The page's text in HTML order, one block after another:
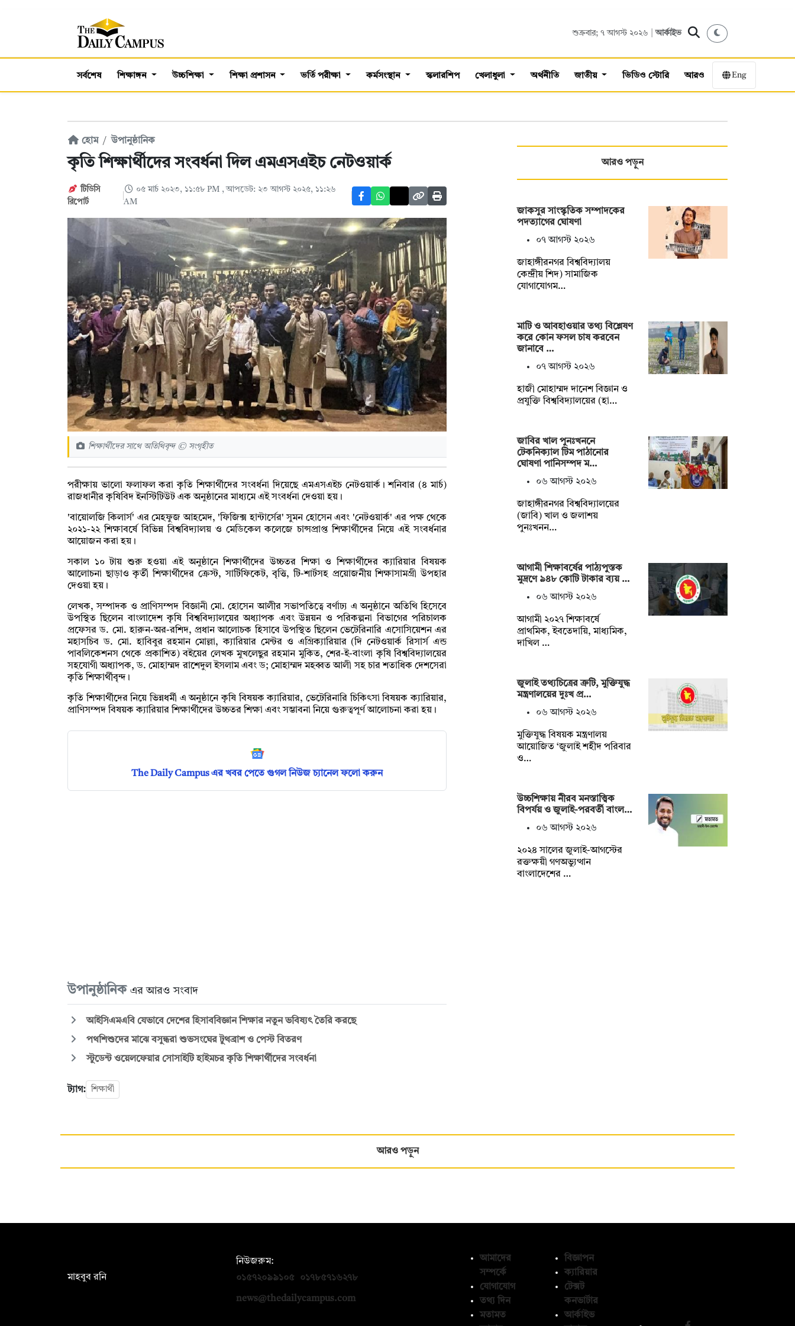
শুক্রবার; ৭ আগস্ট ২০২৬ |আর্কাইভ
সর্বশেষ শিক্ষাঙ্গন উচ্চশিক্ষা শিক্ষা প্রশাসন ভর্তি পরীক্ষা কর্মসংস্থান স্কলারশিপ খেলাধুলা অর্থনীতি জাতীয় ভিডিও স্টোরি আরও Eng
হোম উপানুষ্ঠানিক
কৃতি শিক্ষার্থীদের সংবর্ধনা দিল এমএসএইচ নেটওয়ার্ক
টিডিসি
রিপোর্ট
০৫ মার্চ ২০২৩, ১১:৫৮ PM , আপডেট: ২৩ আগস্ট ২০২৫, ১১:২৬
AM
শিক্ষার্থীদের সাথে অতিথিবৃন্দ © সংগৃহীত
পরীক্ষায় ভালো ফলাফল করা কৃতি শিক্ষার্থীদের সংবর্ধনা দিয়েছে এমএসএইচ নেটওয়ার্ক। শনিবার (৪ মার্চ)
রাজধানীর কৃষিবিদ ইনস্টিটিউট এক অনুষ্ঠানের মাধ্যমে এই সংবর্ধনা দেওয়া হয়।
'বায়োলজি কিলার্স' এর মেহফুজ আহমেদ, 'ফিজিক্স হান্টার্সের' সুমন হোসেন এবং 'নেটওয়ার্ক' এর পক্ষ থেকে
২০২১-২২ শিক্ষাবর্ষে বিভিন্ন বিশ্ববিদ্যালয় ও মেডিকেল কলেজে চান্সপ্রাপ্ত শিক্ষার্থীদের নিয়ে এই সংবর্ধনার
আয়োজন করা হয়।
সকাল ১০ টায় শুরু হওয়া এই অনুষ্ঠানে শিক্ষার্থীদের উচ্চতর শিক্ষা ও শিক্ষার্থীদের ক্যারিয়ার বিষয়ক
আলোচনা ছাড়াও কৃর্তী শিক্ষার্থীদের ক্রেস্ট, সার্টিফিকেট, বৃত্তি, টি-শার্টসহ প্রয়োজনীয় শিক্ষাসামগ্রী উপহার
দেওয়া হয়।
লেখক, সম্পাদক ও প্রাণিসম্পদ বিজ্ঞানী মো. হোসেন আলীর সভাপতিত্বে বর্ণাঢ্য এ অনুষ্ঠানে অতিথি হিসেবে
উপস্থিত ছিলেন বাংলাদেশ কৃষি বিশ্ববিদ্যালয়ের অধ্যাপক এবং উন্নয়ন ও পরিকল্পনা বিভাগের পরিচালক
প্রফেসর ড. মো. হারুন-অর-রশিদ, প্রধান আলোচক হিসাবে উপস্থিত ছিলেন ভেটেরিনারি এসোসিয়েশন এর
মহাসচিব ড. মো. হাবিবুর রহমান মোল্লা, ক্যারিয়ার মেন্টর ও এগ্রিক্যারিয়ার (দি নেটওয়ার্ক রিসার্স এন্ড
পাবলিকেশনস থেকে প্রকাশিত) বইয়ের লেখক মুখলেছুর রহমান মুকিত, শের-ই-বাংলা কৃষি বিশ্ববিদ্যালয়ের
সহযোগী অধ্যাপক, ড. মোহাম্মদ রাশেদুল ইসলাম এবং ড; মোহাম্মদ মহব্বত আলী সহ চার শতাধিক দেশসেরা
কৃতি শিক্ষার্থীবৃন্দ।
কৃতি শিক্ষার্থীদের নিয়ে ভিন্নধর্মী এ অনুষ্ঠানে কৃষি বিষয়ক ক্যারিয়ার, ভেটেরিনারি চিকিৎসা বিষয়ক ক্যারিয়ার,
প্রাণিসম্পদ বিষয়ক ক্যারিয়ার শিক্ষার্থীদের উচ্চতর শিক্ষা এবং সম্ভাবনা নিয়ে গুরুত্বপূর্ণ আলোচনা করা হয়।
The Daily Campus এর খবর পেতে গুগল নিউজ চ্যানেল ফলো করুন
উপানুষ্ঠানিক এর আরও সংবাদ
আইসিএমএবি যেভাবে দেশের হিসাববিজ্ঞান শিক্ষার নতুন ভবিষ্যৎ তৈরি করছে
পথশিশুদের মাঝে বসুন্ধরা শুভসংঘের টুথব্রাশ ও পেস্ট বিতরণ
স্টুডেন্ট ওয়েলফেয়ার সোসাইটি হাইমচর কৃতি শিক্ষার্থীদের সংবর্ধনা
ট্যাগ: শিক্ষার্থী
আরও পড়ুন
জাকসুর সাংস্কৃতিক সম্পাদকের
পদত্যাগের ঘোষণা
০৭ আগস্ট ২০২৬
‎জাহাঙ্গীরনগর বিশ্ববিদ্যালয়
কেন্দ্রীয় শিদ) সামাজিক
যোগাযোগম…
মাটি ও আবহাওয়ার তথ্য বিশ্লেষণ
করে কোন ফসল চাষ করবেন
জানাবে …
০৭ আগস্ট ২০২৬
হাজী মোহাম্মদ দানেশ বিজ্ঞান ও
প্রযুক্তি বিশ্ববিদ্যালয়ের (হা…
জাবির খাল পুনঃখননে
টেকনিক্যাল টিম পাঠানোর
ঘোষণা পানিসম্পদ ম…
০৬ আগস্ট ২০২৬
‎‎জাহাঙ্গীরনগর বিশ্ববিদ্যালয়ের
(জাবি) খাল ও জলাশয়
পুনঃখনন…
আগামী শিক্ষাবর্ষের পাঠ্যপুস্তক
মুদ্রণে ৯৪৮ কোটি টাকার ব্যয় …
০৬ আগস্ট ২০২৬
আগামী ২০২৭ শিক্ষাবর্ষে
প্রাথমিক, ইবতেদায়ি, মাধ্যমিক,
দাখিল …
জুলাই তথ্যচিত্রের ত্রুটি, মুক্তিযুদ্ধ
মন্ত্রণালয়ের দুঃখ প্র…
০৬ আগস্ট ২০২৬
মুক্তিযুদ্ধ বিষয়ক মন্ত্রণালয়
আয়োজিত ‘জুলাই শহীদ পরিবার
ও…
উচ্চশিক্ষায় নীরব মনস্তাত্ত্বিক
বিপর্যয় ও জুলাই-পরবর্তী বাংল…
০৬ আগস্ট ২০২৬
২০২৪ সালের জুলাই-আগস্টের
রক্তক্ষয়ী গণঅভ্যুত্থান
বাংলাদেশের …
আরও পড়ুন
মাহবুব রনি
নিউজরুম:
০১৫৭২০৯৯১০৫
০১৭৮৫৭১৬২৭৮
news@thedailycampus.com
আমাদের
সম্পর্কে
যোগাযোগ
তথ্য দিন
মতামত
বিজ্ঞাপন
ক্যারিয়ার
টেক্সট
কনভার্টার
আর্কাইভ